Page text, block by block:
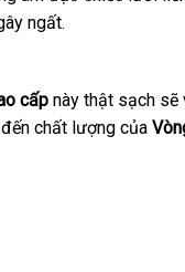
ngất.
cấp này thật sạch sẽ
chất lượng tự
của